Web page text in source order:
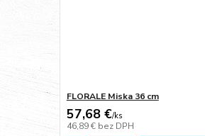
FLORALE Miska 36 cm
57,68 €/ks
46,89 € bez DPH